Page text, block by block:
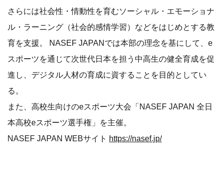
さらには社会性・情動性を育むソーシャル・エモーショナ
ル・ラーニング（社会的感情学習）などをはじめとする教
育を支援。 NASEF JAPANでは本部の理念を基にして、e
スポーツを通じて次世代日本を担う中高生の健全育成を促
進し、デジタル人材の育成に資することを目的としてい
る。
また、高校生向けのeスポーツ大会「NASEF JAPAN 全日
本高校eスポーツ選手権」を主催。
NASEF JAPAN WEBサイト https://nasef.jp/